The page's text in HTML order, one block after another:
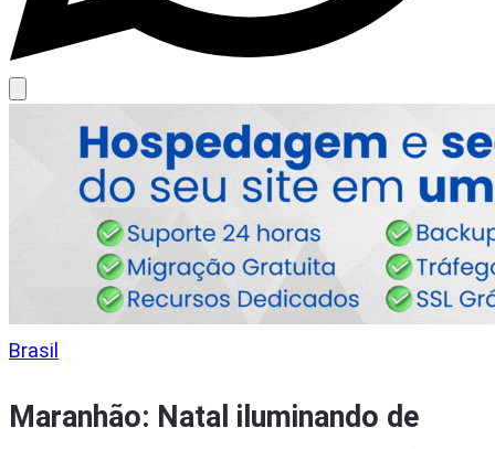
Brasil
Maranhão: Natal iluminando de